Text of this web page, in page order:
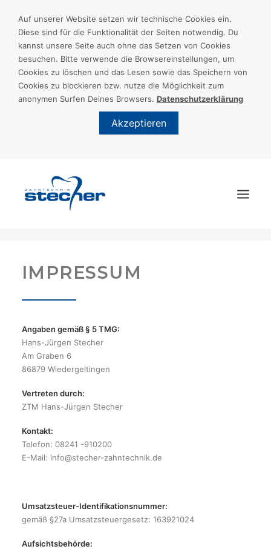
Auf unserer Website setzen wir technische Cookies ein.
Diese sind für die Funktionalität der Seiten notwendig. Du
kannst unsere Seite auch ohne das Setzen von Cookies
besuchen. Bitte verwende die Browsereinstellungen, um
Cookies zu löschen und das Lesen sowie das Speichern von
Cookies zu blockieren bzw. nutze die Möglichkeit zum
anonymen Surfen Deines Browsers. Datenschutzerklärung
Akzeptieren
ÜBER UNS
KONTAKT
STELLENGESUCHE
VERMIETUNG
IMPRESSUM
Angaben gemäß § 5 TMG:
Hans-Jürgen Stecher
Am Graben 6
86879 Wiedergeltingen
Vertreten durch:
ZTM Hans-Jürgen Stecher
Kontakt:
Telefon: 08241 -910200
E-Mail: info@stecher-zahntechnik.de
Umsatzsteuer-Identifikationsnummer:
gemäß §27a Umsatzsteuergesetz: 163921024
Aufsichtsbehörde: